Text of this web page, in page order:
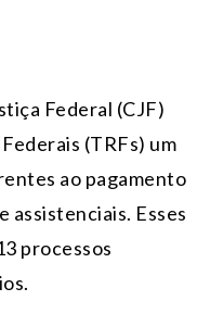
Federal (CJF)
(TRFs) um
ao pagamento
Esses
processos